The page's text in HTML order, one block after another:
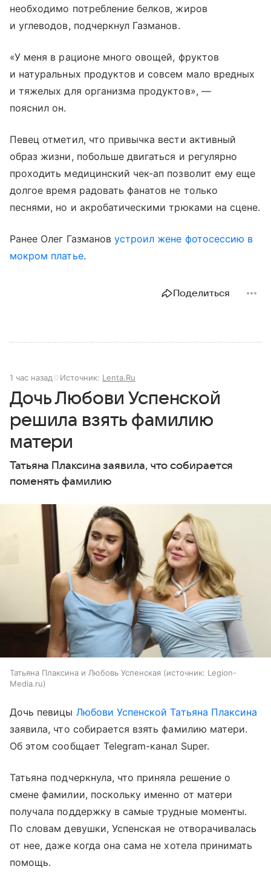
необходимо потребление белков, жиров
и углеводов, подчеркнул Газманов.
«У меня в рационе много овощей, фруктов
и натуральных продуктов и совсем мало вредных
и тяжелых для организма продуктов», —
пояснил он.
Певец отметил, что привычка вести активный
образ жизни, побольше двигаться и регулярно
проходить медицинский чек-ап позволит ему еще
долгое время радовать фанатов не только
песнями, но и акробатическими трюками на сцене.
Ранее Олег Газманов устроил жене фотосессию в
мокром платье.
Поделиться
1 час назад Источник: Lenta.Ru
Дочь Любови Успенской
решила взять фамилию
матери
Татьяна Плаксина заявила, что собирается
поменять фамилию
Татьяна Плаксина и Любовь Успенская источник: Legion-
Media.ru
Дочь певицы Любови Успенской Татьяна Плаксина
заявила, что собирается взять фамилию матери.
Об этом сообщает Telegram-канал Super.
Татьяна подчеркнула, что приняла решение о
смене фамилии, поскольку именно от матери
получала поддержку в самые трудные моменты.
По словам девушки, Успенская не отворачивалась
от нее, даже когда она сама не хотела принимать
помощь.